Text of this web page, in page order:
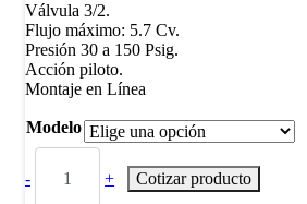
Válvula 3/2.
Flujo máximo: 5.7 Cv.
Presión 30 a 150 Psig.
Acción piloto.
Montaje en Línea
Modelo
- + Cotizar producto